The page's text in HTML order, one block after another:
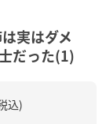
実はダメ
だった(1)
込)